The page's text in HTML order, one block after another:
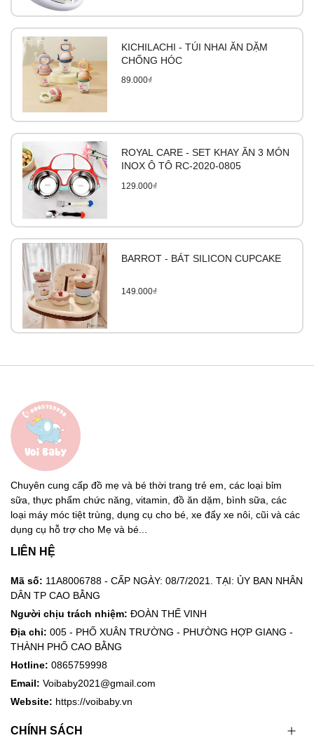
KICHILACHI - TÚI NHAI ĂN DẶM
CHỐNG HÓC
89.000₫
ROYAL CARE - SET KHAY ĂN 3 MÓN
INOX Ô TÔ RC-2020-0805
129.000₫
BARROT - BÁT SILICON CUPCAKE
149.000₫
Chuyên cung cấp đồ mẹ và bé thời trang trẻ em, các loại bỉm
sữa, thực phẩm chức năng, vitamin, đồ ăn dặm, bình sữa, các
loại máy móc tiệt trùng, dụng cụ cho bé, xe đẩy xe nôi, cũi và các
dụng cụ hỗ trợ cho Mẹ và bé...
LIÊN HỆ
Mã số: 11A8006788 - CẤP NGÀY: 08/7/2021. TẠI: ỦY BAN NHÂN
DÂN TP CAO BẰNG
Người chịu trách nhiệm: ĐOÀN THẾ VINH
Địa chỉ: 005 - PHỐ XUÂN TRƯỜNG - PHƯỜNG HỢP GIANG -
THÀNH PHỐ CAO BẰNG
Hotline: 0865759998
Email: Voibaby2021@gmail.com
Website: https://voibaby.vn
CHÍNH SÁCH